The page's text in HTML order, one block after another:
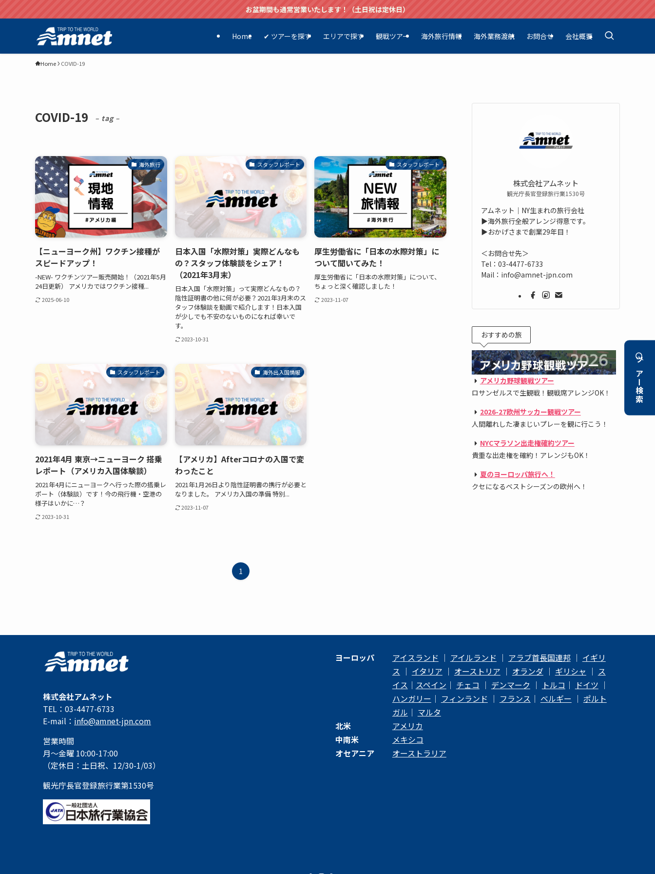
お盆期間も通常営業いたします！（土日祝は定休日）
Home ✔ ツアーを探す エリアで探す 観戦ツアー 海外旅行情報 海外業務渡航 お問合せ 会社概要
Home COVID-19
COVID-19 – tag –
海外旅行
【ニューヨーク州】ワクチン接種が
スピードアップ！
-NEW- ワクチンツアー販売開始！（2021年5月
24日更新） アメリカではワクチン接種...
2025-06-10
スタッフレポート
日本入国「水際対策」実際どんなも
の？スタッフ体験談をシェア！
（2021年3月末）
日本入国「水際対策」って実際どんなもの？
陰性証明書の他に何が必要？2021年3月末のス
タッフ体験談を動画で紹介します！日本入国
が少しでも不安のないものになれば幸いで
す。
2023-10-31
スタッフレポート
厚生労働省に「日本の水際対策」に
ついて聞いてみた！
厚生労働省に「日本の水際対策」について、
ちょっと深く確認しました！
2023-11-07
スタッフレポート
2021年4月 東京→ニューヨーク 搭乗
レポート（アメリカ入国体験談）
2021年4月にニューヨークへ行った際の搭乗レ
ポート（体験談）です！今の飛行機・空港の
様子はいかに…？
2023-10-31
海外出入国情報
【アメリカ】Afterコロナの入国で変
わったこと
2021年1月26日より陰性証明書の携行が必要と
なりました。 アメリカ入国の準備 特別...
2023-11-07
1
株式会社アムネット
観光庁長官登録旅行業1530号
アムネット｜NY生まれの旅行会社
▶海外旅行全般アレンジ得意です。
▶おかげさまで創業29年目！
＜お問合せ先＞
Tel：03-4477-6733
Mail：info@amnet-jpn.com
おすすめの旅
アメリカ野球観戦ツアー
ロサンゼルスで生観戦！観戦席アレンジOK！
2026-27欧州サッカー観戦ツアー
人間離れした凄まじいプレーを観に行こう！
NYCマラソン出走権確約ツアー
貴重な出走権を確約！アレンジもOK！
夏のヨーロッパ旅行へ！
クセになるベストシーズンの欧州へ！
ツアー検索
株式会社アムネット
TEL：03-4477-6733
E-mail： info@amnet-jpn.com
営業時間
月～金曜 10:00-17:00
（定休日：土日祝、12/30-1/03）
観光庁長官登録旅行業第1530号
ヨーロッパ アイスランド ｜ アイルランド ｜ アラブ首長国連邦｜ イギリ
ス ｜ イタリア ｜ オーストリア ｜ オランダ｜ ギリシャ ｜ ス
イス ｜ スペイン ｜ チェコ ｜ デンマーク ｜ トルコ ｜ ドイツ ｜
ハンガリー ｜ フィンランド ｜ フランス ｜ ベルギー ｜ ポルト
ガル ｜ マルタ
北米
アメリカ
中南米
メキシコ
オセアニア
オーストラリア